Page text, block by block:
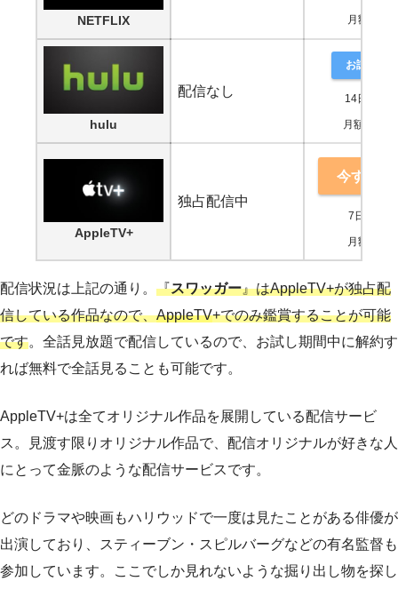
NETFLIX 月額880円
hulu
配信なし
お試し登録
14日間無
月額1,026
AppleTV+
独占配信中
今すぐ鑑
7日間無料
月額600円
配信状況は上記の通り。 『スワッガー』はAppleTV+が独占配
信している作品なので、AppleTV+でのみ鑑賞することが可能
です。全話見放題で配信しているので、お試し期間中に解約す
れば無料で全話見ることも可能です。
AppleTV+は全てオリジナル作品を展開している配信サービ
ス。見渡す限りオリジナル作品で、配信オリジナルが好きな人
にとって金脈のような配信サービスです。
どのドラマや映画もハリウッドで一度は見たことがある俳優が
出演しており、スティーブン・スピルバーグなどの有名監督も
参加しています。ここでしか見れないような掘り出し物を探し